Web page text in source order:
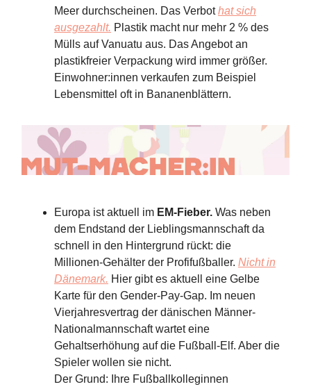
Meer durchscheinen. Das Verbothat sich
ausgezahlt. Plastik macht nur mehr 2 % des
Mülls auf Vanuatu aus. Das Angebot an
plastikfreier Verpackung wird immer größer.
Einwohner:innen verkaufen zum Beispiel
Lebensmittel oft in Bananenblättern.
Europa ist aktuell im EM-Fieber. Was neben
dem Endstand der Lieblingsmannschaft da
schnell in den Hintergrund rückt: die
Millionen-Gehälter der Profifußballer. Nicht in
Dänemark. Hier gibt es aktuell eine Gelbe
Karte für den Gender-Pay-Gap. Im neuen
Vierjahresvertrag der dänischen Männer-
Nationalmannschaft wartet eine
Gehaltserhöhung auf die Fußball-Elf. Aber die
Spieler wollen sie nicht.
Der Grund: Ihre Fußballkolleginnen